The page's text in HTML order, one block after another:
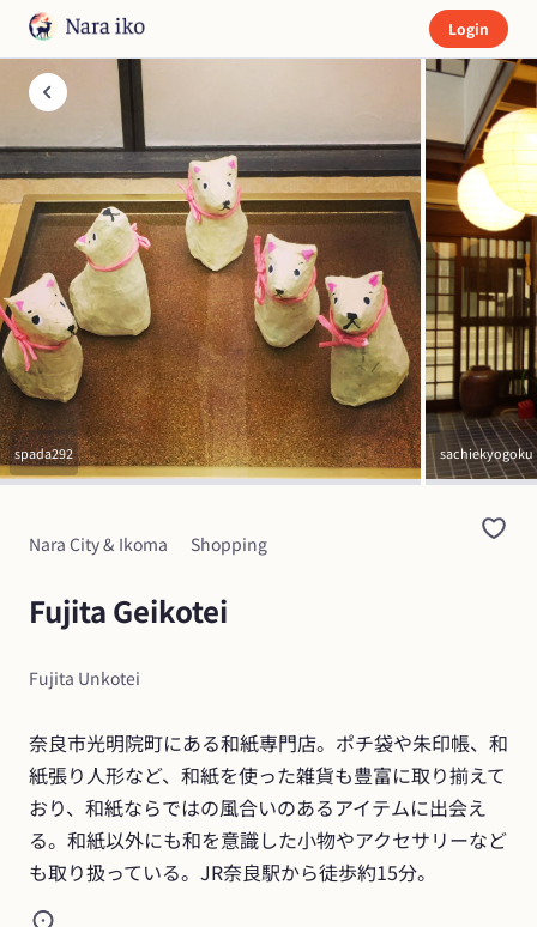
Login
spada292 sachiekyogoku
Nara City & Ikoma Shopping
Fujita Geikotei
Fujita Unkotei
奈良市光明院町にある和紙専門店。ポチ袋や朱印帳、和
紙張り人形など、和紙を使った雑貨も豊富に取り揃えて
おり、和紙ならではの風合いのあるアイテムに出会え
る。和紙以外にも和を意識した小物やアクセサリーなど
も取り扱っている。JR奈良駅から徒歩約15分。